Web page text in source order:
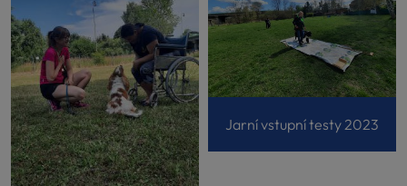
Jarní vstupní testy 2023